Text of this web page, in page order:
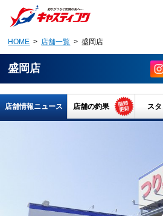
HOME > 店舗一覧 > 盛岡店
盛岡店
店舗情報ニュース 店舗の釣果 ス